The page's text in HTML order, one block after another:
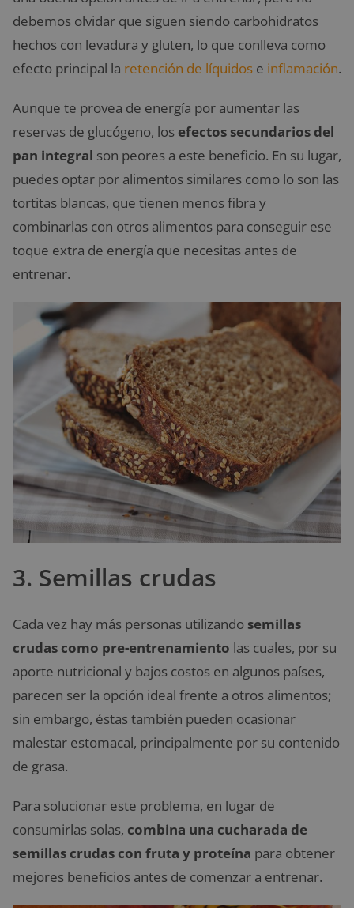
debemos olvidar que siguen siendo carbohidratos
hechos con levadura y gluten, lo que conlleva como
efecto principal la retención de líquidos e inflamación.
Aunque te provea de energía por aumentar las
reservas de glucógeno, los efectos secundarios del
pan integral son peores a este beneficio. En su lugar,
puedes optar por alimentos similares como lo son las
tortitas blancas, que tienen menos fibra y
combinarlas con otros alimentos para conseguir ese
toque extra de energía que necesitas antes de
entrenar.
3. Semillas crudas
Cada vez hay más personas utilizando semillas
crudas como pre-entrenamiento las cuales, por su
aporte nutricional y bajos costos en algunos países,
parecen ser la opción ideal frente a otros alimentos;
sin embargo, éstas también pueden ocasionar
malestar estomacal, principalmente por su contenido
de grasa.
Para solucionar este problema, en lugar de
consumirlas solas, combina una cucharada de
semillas crudas con fruta y proteína para obtener
mejores beneficios antes de comenzar a entrenar.